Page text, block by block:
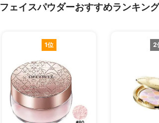
フェイスパウダーおすすめランキング
1位 2